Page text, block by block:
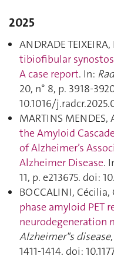
2025
ANDRADE
tibiofibular
A case report. In:
20, n° 8, p.
10.1016/
MARTINS
the Amyloid
of Alzheimer’s
Alzheimer Disease.
11, p. e213675. doi:
BOCCALINI, Cécilia,
phase amyloid PET
neurodegeneration
Alzheimer"s disease
1411‑1414. doi: